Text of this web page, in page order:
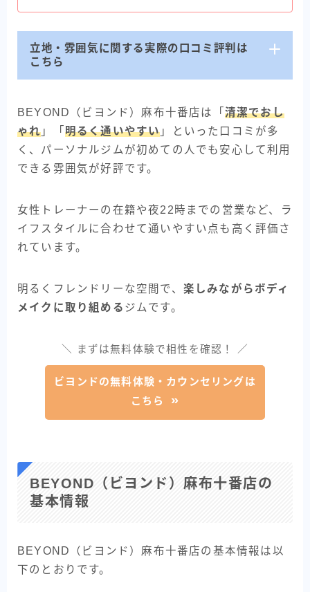
立地・雰囲気に関する実際の口コミ評判は
こちら
BEYOND（ビヨンド）麻布十番店は「 清潔でおし
ゃれ 」「 明るく通いやすい 」といった口コミが多
く、パーソナルジムが初めての人でも安心して利用
できる雰囲気が好評です。
女性トレーナーの在籍や夜22時までの営業など、ラ
イフスタイルに合わせて通いやすい点も高く評価さ
れています。
明るくフレンドリーな空間で、 楽しみながらボディ
メイクに取り組める ジムです。
＼ まずは無料体験で相性を確認！ ／
ビヨンドの無料体験・カウンセリングは
こちら
BEYOND（ビヨンド）麻布十番店の
基本情報
BEYOND（ビヨンド）麻布十番店の基本情報は以
下のとおりです。